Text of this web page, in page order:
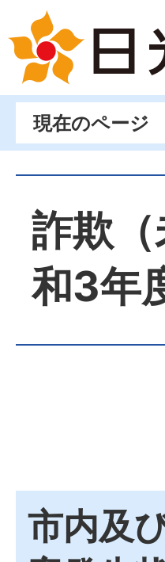
現在のページ
詐欺
和3年
市内及